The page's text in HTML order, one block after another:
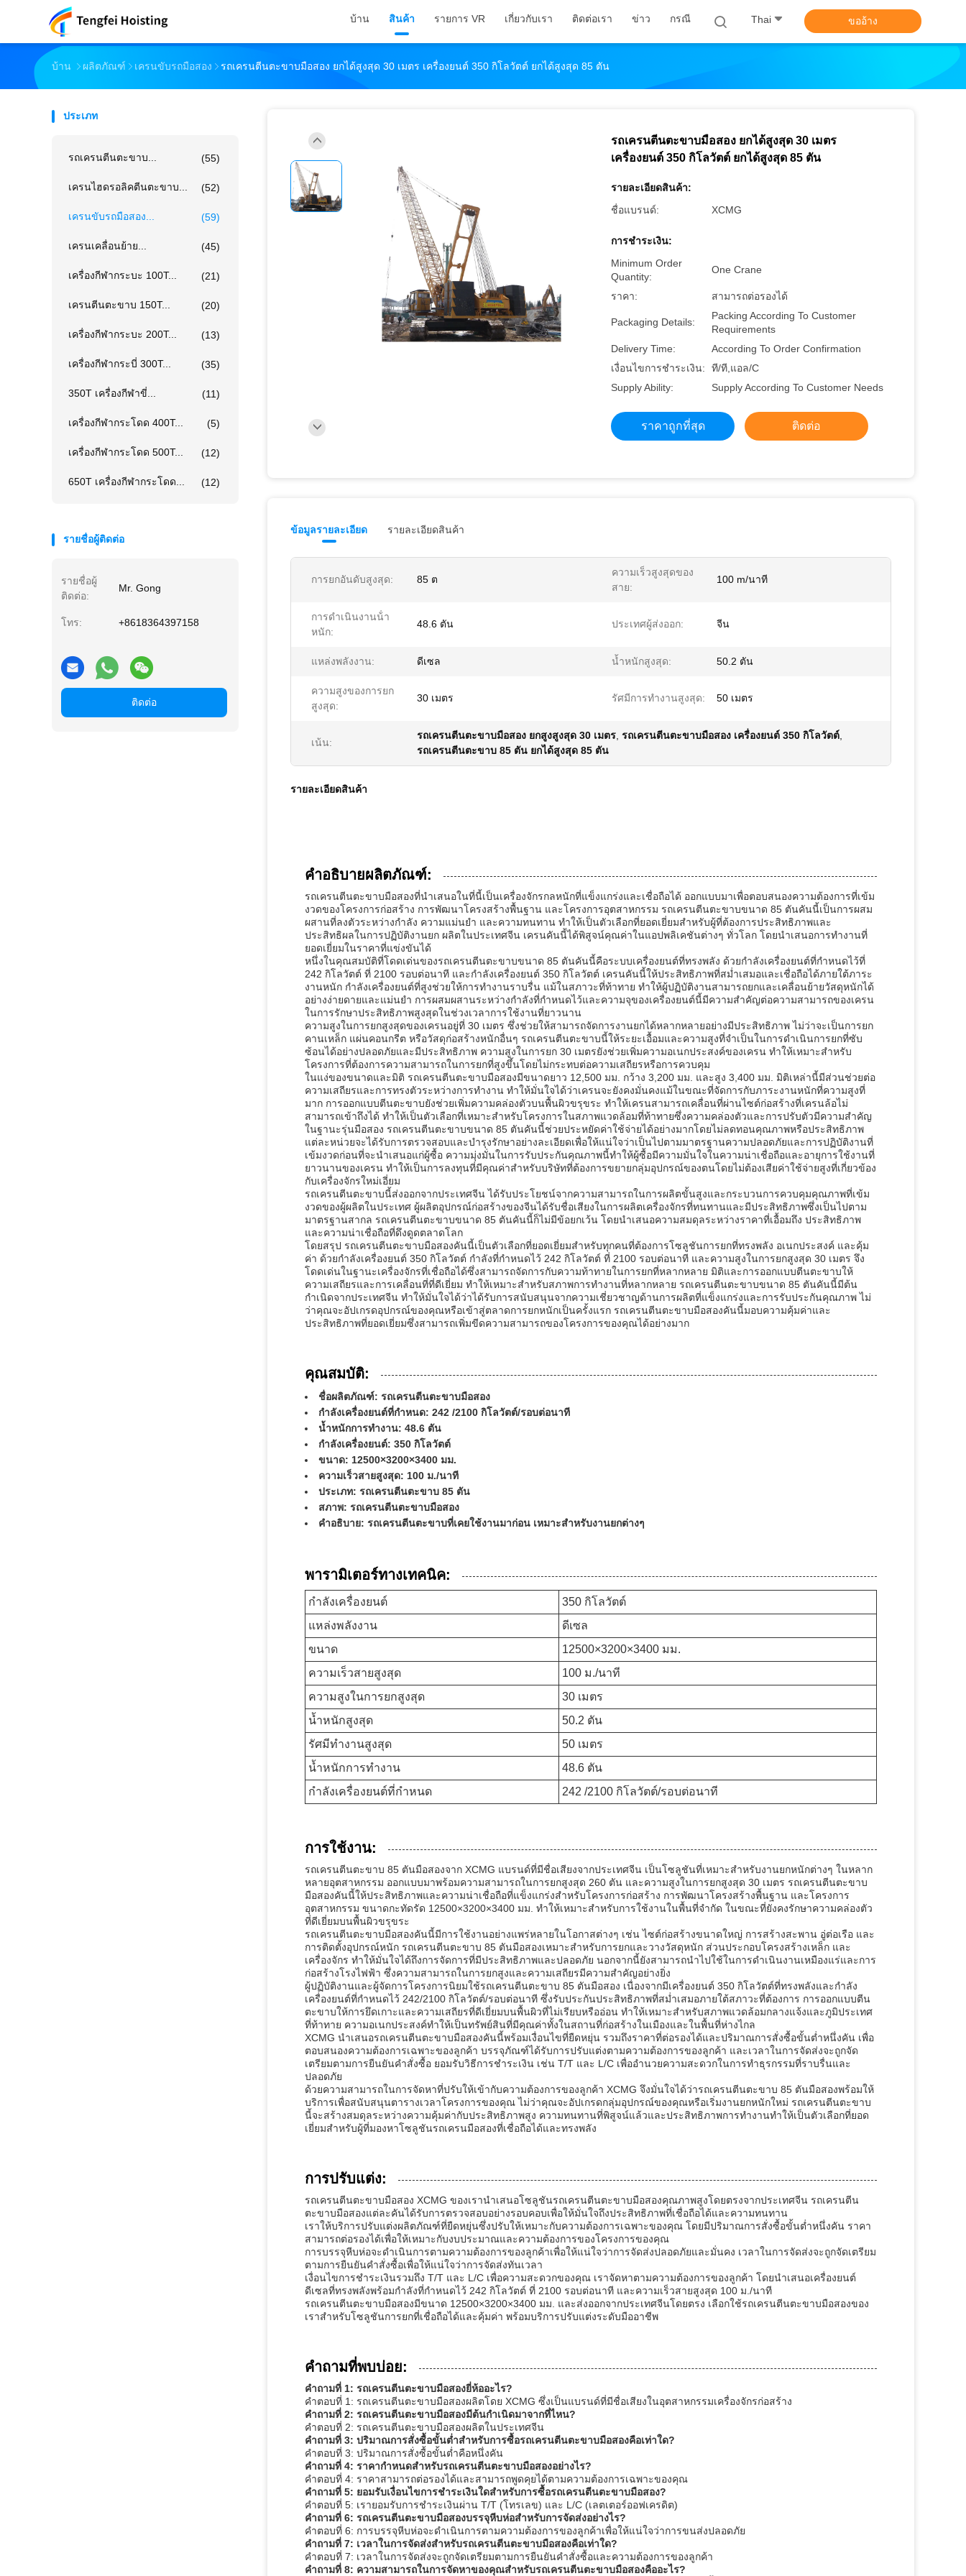
บ้าน สินค้า รายการ VR เกี่ยวกับเรา ติดต่อเรา ข่าว กรณี Thai ขออ้าง
บ้าน ผลิตภัณฑ์ เครนขับรถมือสอง รถเครนตีนตะขาบมือสอง ยกได้สูงสุด 30 เมตร เครื่องยนต์ 350 กิโลวัตต์ ยกได้สูงสุด 85 ตัน
ประเภท
รถเครนตีนตะขาบ... (55)
เครนไฮดรอลิคตีนตะขาบ... (52)
เครนขับรถมือสอง... (59)
เครนเคลื่อนย้าย... (45)
เครื่องกีฬากระบะ 100T... (21)
เครนตีนตะขาบ 150T... (20)
เครื่องกีฬากระบะ 200T... (13)
เครื่องกีฬากระบี่ 300T... (35)
350T เครื่องกีฬาขี่... (11)
เครื่องกีฬากระโดด 400T... (5)
เครื่องกีฬากระโดด 500T... (12)
650T เครื่องกีฬากระโดด... (12)
รายชื่อผู้ติดต่อ
รายชื่อผู้
ติดต่อ:
Mr. Gong
โทร: +8618364397158
ติดต่อ
รถเครนตีนตะขาบมือสอง ยกได้สูงสุด 30 เมตร
เครื่องยนต์ 350 กิโลวัตต์ ยกได้สูงสุด 85 ตัน
รายละเอียดสินค้า:
ชื่อแบรนด์:
XCMG
การชำระเงิน:
Minimum Order
Quantity:
One Crane
ราคา: สามารถต่อรองได้
Packaging Details:
Packing According To Customer
Requirements
Delivery Time:
According To Order Confirmation
เงื่อนไขการชำระเงิน:
ที/ที,แอล/C
Supply Ability:
Supply According To Customer Needs
ราคาถูกที่สุด ติดต่อ
ข้อมูลรายละเอียด รายละเอียดสินค้า
การยกอันดับสูงสุด: 85 ต
ความเร็วสูงสุดของ
สาย:
100 m/นาที
การดําเนินงานน้ํา
หนัก:
48.6 ตัน ประเทศผู้ส่งออก: จีน
แหล่งพลังงาน: ดีเซล น้ำหนักสูงสุด: 50.2 ตัน
ความสูงของการยก
สูงสุด:
30 เมตร รัศมีการทำงานสูงสุด: 50 เมตร
เน้น:
รถเครนตีนตะขาบมือสอง ยกสูงสูงสุด 30 เมตร รถเครนตีนตะขาบมือสอง เครื่องยนต์ 350 กิโลวัตต์
รถเครนตีนตะขาบ 85 ตัน ยกได้สูงสุด 85 ตัน
รายละเอียดสินค้า
คำอธิบายผลิตภัณฑ์:
รถเครนตีนตะขาบมือสองที่นำเสนอในที่นี้เป็นเครื่องจักรกลหนักที่แข็งแกร่งและเชื่อถือได้ ออกแบบมาเพื่อตอบสนองความต้องการที่เข้ม
งวดของโครงการก่อสร้าง การพัฒนาโครงสร้างพื้นฐาน และโครงการอุตสาหกรรม รถเครนตีนตะขาบขนาด 85 ตันคันนี้เป็นการผสม
ผสานที่ลงตัวระหว่างกำลัง ความแม่นยำ และความทนทาน ทำให้เป็นตัวเลือกที่ยอดเยี่ยมสำหรับผู้ที่ต้องการประสิทธิภาพและ
ประสิทธิผลในการปฏิบัติงานยก ผลิตในประเทศจีน เครนคันนี้ได้พิสูจน์คุณค่าในแอปพลิเคชันต่างๆ ทั่วโลก โดยนำเสนอการทำงานที่
ยอดเยี่ยมในราคาที่แข่งขันได้
หนึ่งในคุณสมบัติที่โดดเด่นของรถเครนตีนตะขาบขนาด 85 ตันคันนี้คือระบบเครื่องยนต์ที่ทรงพลัง ด้วยกำลังเครื่องยนต์ที่กำหนดไว้ที่
242 กิโลวัตต์ ที่ 2100 รอบต่อนาที และกำลังเครื่องยนต์ 350 กิโลวัตต์ เครนคันนี้ให้ประสิทธิภาพที่สม่ำเสมอและเชื่อถือได้ภายใต้ภาระ
งานหนัก กำลังเครื่องยนต์ที่สูงช่วยให้การทำงานราบรื่น แม้ในสภาวะที่ท้าทาย ทำให้ผู้ปฏิบัติงานสามารถยกและเคลื่อนย้ายวัสดุหนักได้
อย่างง่ายดายและแม่นยำ การผสมผสานระหว่างกำลังที่กำหนดไว้และความจุของเครื่องยนต์นี้มีความสำคัญต่อความสามารถของเครน
ในการรักษาประสิทธิภาพสูงสุดในช่วงเวลาการใช้งานที่ยาวนาน
ความสูงในการยกสูงสุดของเครนอยู่ที่ 30 เมตร ซึ่งช่วยให้สามารถจัดการงานยกได้หลากหลายอย่างมีประสิทธิภาพ ไม่ว่าจะเป็นการยก
คานเหล็ก แผ่นคอนกรีต หรือวัสดุก่อสร้างหนักอื่นๆ รถเครนตีนตะขาบนี้ให้ระยะเอื้อมและความสูงที่จำเป็นในการดำเนินการยกที่ซับ
ซ้อนได้อย่างปลอดภัยและมีประสิทธิภาพ ความสูงในการยก 30 เมตรยังช่วยเพิ่มความอเนกประสงค์ของเครน ทำให้เหมาะสำหรับ
โครงการที่ต้องการความสามารถในการยกที่สูงขึ้นโดยไม่กระทบต่อความเสถียรหรือการควบคุม
ในแง่ของขนาดและมิติ รถเครนตีนตะขาบมือสองมีขนาดยาว 12,500 มม. กว้าง 3,200 มม. และสูง 3,400 มม. มิติเหล่านี้มีส่วนช่วยต่อ
ความเสถียรและการทรงตัวระหว่างการทำงาน ทำให้มั่นใจได้ว่าเครนจะยังคงมั่นคงแม้ในขณะที่จัดการกับภาระงานหนักที่ความสูงที่
มาก การออกแบบตีนตะขาบยังช่วยเพิ่มความคล่องตัวบนพื้นผิวขรุขระ ทำให้เครนสามารถเคลื่อนที่ผ่านไซต์ก่อสร้างที่เครนล้อไม่
สามารถเข้าถึงได้ ทำให้เป็นตัวเลือกที่เหมาะสำหรับโครงการในสภาพแวดล้อมที่ท้าทายซึ่งความคล่องตัวและการปรับตัวมีความสำคัญ
ในฐานะรุ่นมือสอง รถเครนตีนตะขาบขนาด 85 ตันคันนี้ช่วยประหยัดค่าใช้จ่ายได้อย่างมากโดยไม่ลดทอนคุณภาพหรือประสิทธิภาพ
แต่ละหน่วยจะได้รับการตรวจสอบและบำรุงรักษาอย่างละเอียดเพื่อให้แน่ใจว่าเป็นไปตามมาตรฐานความปลอดภัยและการปฏิบัติงานที่
เข้มงวดก่อนที่จะนำเสนอแก่ผู้ซื้อ ความมุ่งมั่นในการรับประกันคุณภาพนี้ทำให้ผู้ซื้อมีความมั่นใจในความน่าเชื่อถือและอายุการใช้งานที่
ยาวนานของเครน ทำให้เป็นการลงทุนที่มีคุณค่าสำหรับบริษัทที่ต้องการขยายกลุ่มอุปกรณ์ของตนโดยไม่ต้องเสียค่าใช้จ่ายสูงที่เกี่ยวข้อง
กับเครื่องจักรใหม่เอี่ยม
รถเครนตีนตะขาบนี้ส่งออกจากประเทศจีน ได้รับประโยชน์จากความสามารถในการผลิตขั้นสูงและกระบวนการควบคุมคุณภาพที่เข้ม
งวดของผู้ผลิตในประเทศ ผู้ผลิตอุปกรณ์ก่อสร้างของจีนได้รับชื่อเสียงในการผลิตเครื่องจักรที่ทนทานและมีประสิทธิภาพซึ่งเป็นไปตาม
มาตรฐานสากล รถเครนตีนตะขาบขนาด 85 ตันคันนี้ก็ไม่มีข้อยกเว้น โดยนำเสนอความสมดุลระหว่างราคาที่เอื้อมถึง ประสิทธิภาพ
และความน่าเชื่อถือที่ดึงดูดตลาดโลก
โดยสรุป รถเครนตีนตะขาบมือสองคันนี้เป็นตัวเลือกที่ยอดเยี่ยมสำหรับทุกคนที่ต้องการโซลูชันการยกที่ทรงพลัง อเนกประสงค์ และคุ้ม
ค่า ด้วยกำลังเครื่องยนต์ 350 กิโลวัตต์ กำลังที่กำหนดไว้ 242 กิโลวัตต์ ที่ 2100 รอบต่อนาที และความสูงในการยกสูงสุด 30 เมตร จึง
โดดเด่นในฐานะเครื่องจักรที่เชื่อถือได้ซึ่งสามารถจัดการกับความท้าทายในการยกที่หลากหลาย มิติและการออกแบบตีนตะขาบให้
ความเสถียรและการเคลื่อนที่ที่ดีเยี่ยม ทำให้เหมาะสำหรับสภาพการทำงานที่หลากหลาย รถเครนตีนตะขาบขนาด 85 ตันคันนี้มีต้น
กำเนิดจากประเทศจีน ทำให้มั่นใจได้ว่าได้รับการสนับสนุนจากความเชี่ยวชาญด้านการผลิตที่แข็งแกร่งและการรับประกันคุณภาพ ไม่
ว่าคุณจะอัปเกรดอุปกรณ์ของคุณหรือเข้าสู่ตลาดการยกหนักเป็นครั้งแรก รถเครนตีนตะขาบมือสองคันนี้มอบความคุ้มค่าและ
ประสิทธิภาพที่ยอดเยี่ยมซึ่งสามารถเพิ่มขีดความสามารถของโครงการของคุณได้อย่างมาก
คุณสมบัติ:
ชื่อผลิตภัณฑ์: รถเครนตีนตะขาบมือสอง
กำลังเครื่องยนต์ที่กำหนด: 242 /2100 กิโลวัตต์/รอบต่อนาที
น้ำหนักการทำงาน: 48.6 ตัน
กำลังเครื่องยนต์: 350 กิโลวัตต์
ขนาด: 12500×3200×3400 มม.
ความเร็วสายสูงสุด: 100 ม./นาที
ประเภท: รถเครนตีนตะขาบ 85 ตัน
สภาพ: รถเครนตีนตะขาบมือสอง
คำอธิบาย: รถเครนตีนตะขาบที่เคยใช้งานมาก่อน เหมาะสำหรับงานยกต่างๆ
พารามิเตอร์ทางเทคนิค:
กำลังเครื่องยนต์
350 กิโลวัตต์
แหล่งพลังงาน
ดีเซล
ขนาด
12500×3200×3400 มม.
ความเร็วสายสูงสุด
100 ม./นาที
ความสูงในการยกสูงสุด
30 เมตร
น้ำหนักสูงสุด
50.2 ตัน
รัศมีทำงานสูงสุด
50 เมตร
น้ำหนักการทำงาน
48.6 ตัน
กำลังเครื่องยนต์ที่กำหนด
242 /2100 กิโลวัตต์/รอบต่อนาที
การใช้งาน:
รถเครนตีนตะขาบ 85 ตันมือสองจาก XCMG แบรนด์ที่มีชื่อเสียงจากประเทศจีน เป็นโซลูชันที่เหมาะสำหรับงานยกหนักต่างๆ ในหลาก
หลายอุตสาหกรรม ออกแบบมาพร้อมความสามารถในการยกสูงสุด 260 ตัน และความสูงในการยกสูงสุด 30 เมตร รถเครนตีนตะขาบ
มือสองคันนี้ให้ประสิทธิภาพและความน่าเชื่อถือที่แข็งแกร่งสำหรับโครงการก่อสร้าง การพัฒนาโครงสร้างพื้นฐาน และโครงการ
อุตสาหกรรม ขนาดกะทัดรัด 12500×3200×3400 มม. ทำให้เหมาะสำหรับการใช้งานในพื้นที่จำกัด ในขณะที่ยังคงรักษาความคล่องตัว
ที่ดีเยี่ยมบนพื้นผิวขรุขระ
รถเครนตีนตะขาบมือสองคันนี้มีการใช้งานอย่างแพร่หลายในโอกาสต่างๆ เช่น ไซต์ก่อสร้างขนาดใหญ่ การสร้างสะพาน อู่ต่อเรือ และ
การติดตั้งอุปกรณ์หนัก รถเครนตีนตะขาบ 85 ตันมือสองเหมาะสำหรับการยกและวางวัสดุหนัก ส่วนประกอบโครงสร้างเหล็ก และ
เครื่องจักร ทำให้มั่นใจได้ถึงการจัดการที่มีประสิทธิภาพและปลอดภัย นอกจากนี้ยังสามารถนำไปใช้ในการดำเนินงานเหมืองแร่และการ
ก่อสร้างโรงไฟฟ้า ซึ่งความสามารถในการยกสูงและความเสถียรมีความสำคัญอย่างยิ่ง
ผู้ปฏิบัติงานและผู้จัดการโครงการนิยมใช้รถเครนตีนตะขาบ 85 ตันมือสอง เนื่องจากมีเครื่องยนต์ 350 กิโลวัตต์ที่ทรงพลังและกำลัง
เครื่องยนต์ที่กำหนดไว้ 242/2100 กิโลวัตต์/รอบต่อนาที ซึ่งรับประกันประสิทธิภาพที่สม่ำเสมอภายใต้สภาวะที่ต้องการ การออกแบบตีน
ตะขาบให้การยึดเกาะและความเสถียรที่ดีเยี่ยมบนพื้นผิวที่ไม่เรียบหรืออ่อน ทำให้เหมาะสำหรับสภาพแวดล้อมกลางแจ้งและภูมิประเทศ
ที่ท้าทาย ความอเนกประสงค์ทำให้เป็นทรัพย์สินที่มีคุณค่าทั้งในสถานที่ก่อสร้างในเมืองและในพื้นที่ห่างไกล
XCMG นำเสนอรถเครนตีนตะขาบมือสองคันนี้พร้อมเงื่อนไขที่ยืดหยุ่น รวมถึงราคาที่ต่อรองได้และปริมาณการสั่งซื้อขั้นต่ำหนึ่งคัน เพื่อ
ตอบสนองความต้องการเฉพาะของลูกค้า บรรจุภัณฑ์ได้รับการปรับแต่งตามความต้องการของลูกค้า และเวลาในการจัดส่งจะถูกจัด
เตรียมตามการยืนยันคำสั่งซื้อ ยอมรับวิธีการชำระเงิน เช่น T/T และ L/C เพื่ออำนวยความสะดวกในการทำธุรกรรมที่ราบรื่นและ
ปลอดภัย
ด้วยความสามารถในการจัดหาที่ปรับให้เข้ากับความต้องการของลูกค้า XCMG จึงมั่นใจได้ว่ารถเครนตีนตะขาบ 85 ตันมือสองพร้อมให้
บริการเพื่อสนับสนุนตารางเวลาโครงการของคุณ ไม่ว่าคุณจะอัปเกรดกลุ่มอุปกรณ์ของคุณหรือเริ่มงานยกหนักใหม่ รถเครนตีนตะขาบ
นี้จะสร้างสมดุลระหว่างความคุ้มค่ากับประสิทธิภาพสูง ความทนทานที่พิสูจน์แล้วและประสิทธิภาพการทำงานทำให้เป็นตัวเลือกที่ยอด
เยี่ยมสำหรับผู้ที่มองหาโซลูชันรถเครนมือสองที่เชื่อถือได้และทรงพลัง
การปรับแต่ง:
รถเครนตีนตะขาบมือสอง XCMG ของเรานำเสนอโซลูชันรถเครนตีนตะขาบมือสองคุณภาพสูงโดยตรงจากประเทศจีน รถเครนตีน
ตะขาบมือสองแต่ละคันได้รับการตรวจสอบอย่างรอบคอบเพื่อให้มั่นใจถึงประสิทธิภาพที่เชื่อถือได้และความทนทาน
เราให้บริการปรับแต่งผลิตภัณฑ์ที่ยืดหยุ่นซึ่งปรับให้เหมาะกับความต้องการเฉพาะของคุณ โดยมีปริมาณการสั่งซื้อขั้นต่ำหนึ่งคัน ราคา
สามารถต่อรองได้เพื่อให้เหมาะกับงบประมาณและความต้องการของโครงการของคุณ
การบรรจุหีบห่อจะดำเนินการตามความต้องการของลูกค้าเพื่อให้แน่ใจว่าการจัดส่งปลอดภัยและมั่นคง เวลาในการจัดส่งจะถูกจัดเตรียม
ตามการยืนยันคำสั่งซื้อเพื่อให้แน่ใจว่าการจัดส่งทันเวลา
เงื่อนไขการชำระเงินรวมถึง T/T และ L/C เพื่อความสะดวกของคุณ เราจัดหาตามความต้องการของลูกค้า โดยนำเสนอเครื่องยนต์
ดีเซลที่ทรงพลังพร้อมกำลังที่กำหนดไว้ 242 กิโลวัตต์ ที่ 2100 รอบต่อนาที และความเร็วสายสูงสุด 100 ม./นาที
รถเครนตีนตะขาบมือสองมีขนาด 12500×3200×3400 มม. และส่งออกจากประเทศจีนโดยตรง เลือกใช้รถเครนตีนตะขาบมือสองของ
เราสำหรับโซลูชันการยกที่เชื่อถือได้และคุ้มค่า พร้อมบริการปรับแต่งระดับมืออาชีพ
คำถามที่พบบ่อย:
คำถามที่ 1: รถเครนตีนตะขาบมือสองยี่ห้ออะไร?
คำตอบที่ 1: รถเครนตีนตะขาบมือสองผลิตโดย XCMG ซึ่งเป็นแบรนด์ที่มีชื่อเสียงในอุตสาหกรรมเครื่องจักรก่อสร้าง
คำถามที่ 2: รถเครนตีนตะขาบมือสองมีต้นกำเนิดมาจากที่ไหน?
คำตอบที่ 2: รถเครนตีนตะขาบมือสองผลิตในประเทศจีน
คำถามที่ 3: ปริมาณการสั่งซื้อขั้นต่ำสำหรับการซื้อรถเครนตีนตะขาบมือสองคือเท่าใด?
คำตอบที่ 3: ปริมาณการสั่งซื้อขั้นต่ำคือหนึ่งคัน
คำถามที่ 4: ราคากำหนดสำหรับรถเครนตีนตะขาบมือสองอย่างไร?
คำตอบที่ 4: ราคาสามารถต่อรองได้และสามารถพูดคุยได้ตามความต้องการเฉพาะของคุณ
คำถามที่ 5: ยอมรับเงื่อนไขการชำระเงินใดสำหรับการซื้อรถเครนตีนตะขาบมือสอง?
คำตอบที่ 5: เรายอมรับการชำระเงินผ่าน T/T (โทรเลข) และ L/C (เลตเตอร์ออฟเครดิต)
คำถามที่ 6: รถเครนตีนตะขาบมือสองบรรจุหีบห่อสำหรับการจัดส่งอย่างไร?
คำตอบที่ 6: การบรรจุหีบห่อจะดำเนินการตามความต้องการของลูกค้าเพื่อให้แน่ใจว่าการขนส่งปลอดภัย
คำถามที่ 7: เวลาในการจัดส่งสำหรับรถเครนตีนตะขาบมือสองคือเท่าใด?
คำตอบที่ 7: เวลาในการจัดส่งจะถูกจัดเตรียมตามการยืนยันคำสั่งซื้อและความต้องการของลูกค้า
คำถามที่ 8: ความสามารถในการจัดหาของคุณสำหรับรถเครนตีนตะขาบมือสองคืออะไร?